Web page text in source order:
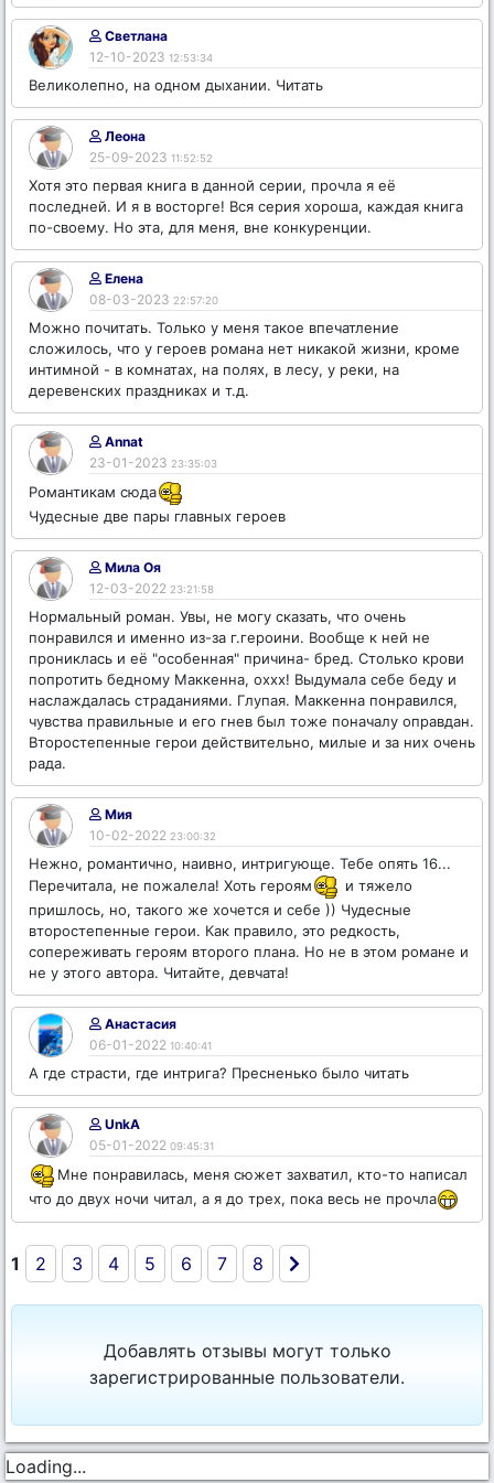
Светлана
12-10-2023 12:53:34
Великолепно, на одном дыхании. Читать
Леона
25-09-2023 11:52:52
Хотя это первая книга в данной серии, прочла я её
последней. И я в восторге! Вся серия хороша, каждая книга
по-своему. Но эта, для меня, вне конкуренции.
Елена
08-03-2023 22:57:20
Можно почитать. Только у меня такое впечатление
сложилось, что у героев романа нет никакой жизни, кроме
интимной - в комнатах, на полях, в лесу, у реки, на
деревенских праздниках и т.д.
Annat
23-01-2023 23:35:03
Романтикам сюда
Чудесные две пары главных героев
Мила Оя
12-03-2022 23:21:58
Нормальный роман. Увы, не могу сказать, что очень
понравился и именно из-за г.героини. Вообще к ней не
прониклась и её "особенная" причина- бред. Столько крови
попротить бедному Маккенна, оххх! Выдумала себе беду и
наслаждалась страданиями. Глупая. Маккенна понравился,
чувства правильные и его гнев был тоже поначалу оправдан.
Второстепенные герои действительно, милые и за них очень
рада.
Мия
10-02-2022 23:00:32
Нежно, романтично, наивно, интригующе. Тебе опять 16...
Перечитала, не пожалела! Хоть героям
и тяжело
пришлось, но, такого же хочется и себе )) Чудесные
второстепенные герои. Как правило, это редкость,
сопереживать героям второго плана. Но не в этом романе и
не у этого автора. Читайте, девчата!
Анастасия
06-01-2022 10:40:41
А где страсти, где интрига? Пресненько было читать
UnkA
05-01-2022 09:45:31
Мне понравилась, меня сюжет захватил, кто-то написал
что до двух ночи читал, а я до трех, пока весь не прочла
1 2 3 4 5 6 7 8
Добавлять отзывы могут только
зарегистрированные пользователи.
Loading...